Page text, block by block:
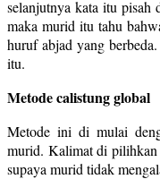
selanjutnya kata itu pisah
maka murid itu tahu
huruf abjad yang
itu.
Metode calistung global
Metode ini di mulai
murid. Kalimat di pilihkan
supaya murid tidak